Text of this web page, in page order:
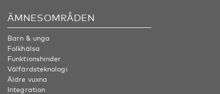
ÄMNESOMRÅDEN
Barn & unga
Folkhälsa
Funktionshinder
Välfärdsteknologi
Äldre vuxna
Integration